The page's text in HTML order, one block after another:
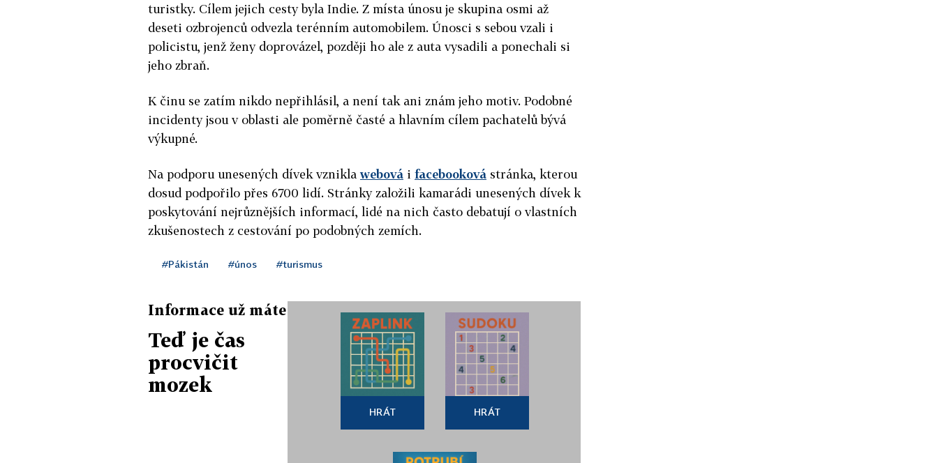
turistky. Cílem jejich cesty byla Indie. Z místa únosu je skupina osmi až
deseti ozbrojenců odvezla terénním automobilem. Únosci s sebou vzali i
policistu, jenž ženy doprovázel, později ho ale z auta vysadili a ponechali si
jeho zbraň.
K činu se zatím nikdo nepřihlásil, a není tak ani znám jeho motiv. Podobné
incidenty jsou v oblasti ale poměrně časté a hlavním cílem pachatelů bývá
výkupné.
Na podporu unesených dívek vzniklawebová i facebooková stránka, kterou
dosud podpořilo přes 6700 lidí. Stránky založili kamarádi unesených dívek k
poskytování nejrůznějších informací, lidé na nich často debatují o vlastních
zkušenostech z cestování po podobných zemích.
#Pákistán #únos #turismus
Informace už máte
Teď je čas
procvičit
mozek
HRÁT HRÁT